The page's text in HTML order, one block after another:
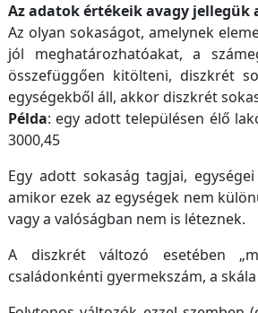
Az adatok értékeik avagy jellegük
Az olyan sokaságot, amelynek
jól meghatározhatóakat, a
összefüggően kitölteni, diszkrét
egységekből áll, akkor diszkrét
Példa: egy adott településen élő
3000,45
Egy adott sokaság tagjai,
amikor ezek az egységek nem
vagy a valóságban nem is léteznek.
A diszkrét változó esetében
családonkénti gyermekszám, a